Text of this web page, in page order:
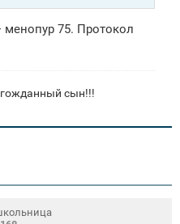
менопур 75. Протокол
сын!!!